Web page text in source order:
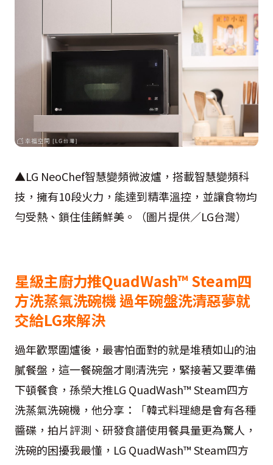
▲LG NeoChef智慧變頻微波爐，搭載智慧變頻科
技，擁有10段火力，能達到精準溫控，並讓食物均
勻受熱、鎖住佳餚鮮美。（圖片提供／LG台灣）
星級主廚力推QuadWash™ Steam四
方洗蒸氣洗碗機 過年碗盤洗清惡夢就
交給LG來解決
過年歡聚圍爐後，最害怕面對的就是堆積如山的油
膩餐盤，這一餐碗盤才剛清洗完，緊接著又要準備
下頓餐食，孫榮大推LG QuadWash™ Steam四方
洗蒸氣洗碗機，他分享：「韓式料理總是會有各種
醬碟，拍片評測、研發食譜使用餐具量更為驚人，
洗碗的困擾我最懂，LG QuadWash™ Steam四方